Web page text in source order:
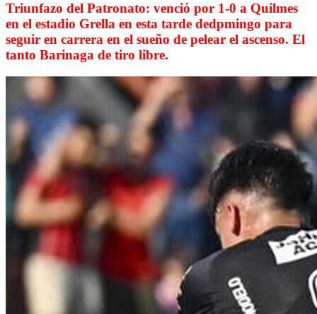
Triunfazo del Patronato: venció por 1-0 a Quilmes
en el estadio Grella en esta tarde dedpmingo para
seguir en carrera en el sueño de pelear el ascenso. El
tanto Barinaga de tiro libre.